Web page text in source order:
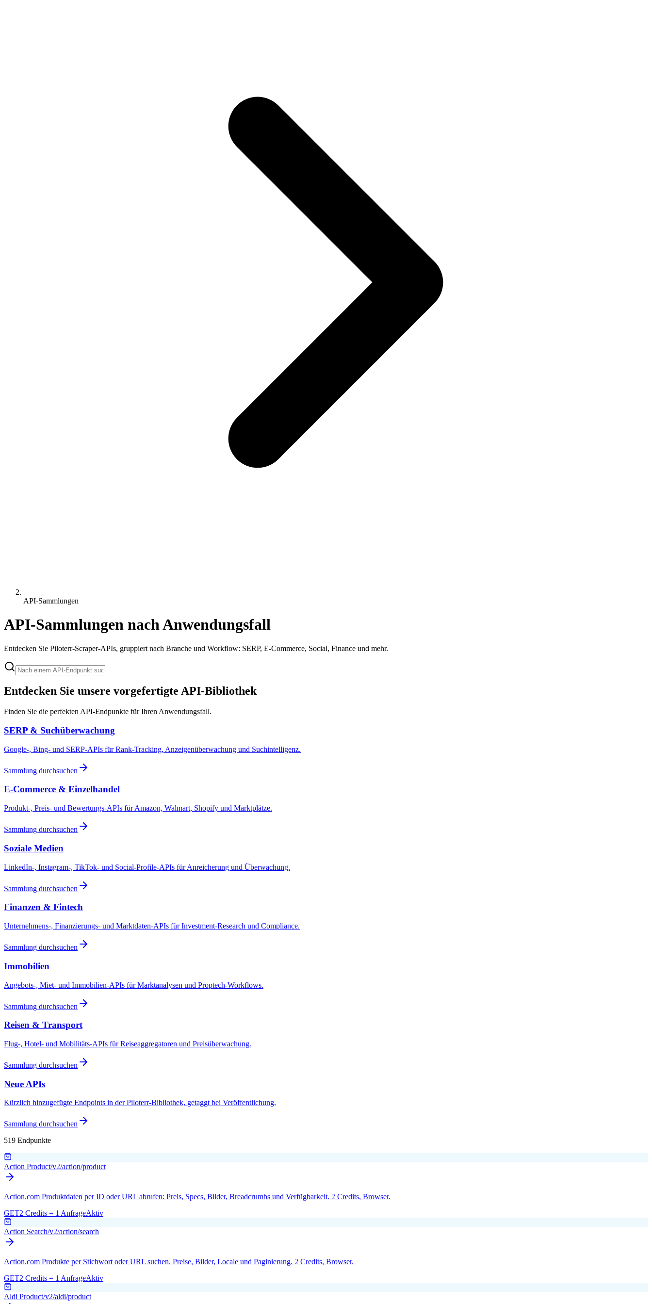
API-Sammlungen
API-Sammlungen nach Anwendungsfall
Entdecken Sie Piloterr-Scraper-APIs, gruppiert nach Branche und Workflow: SERP, E-Commerce, Social, Finance und mehr.
Entdecken Sie unsere vorgefertigte API-Bibliothek
Finden Sie die perfekten API-Endpunkte für Ihren Anwendungsfall.
SERP & Suchüberwachung
Google-, Bing- und SERP-APIs für Rank-Tracking, Anzeigenüberwachung und Suchintelligenz.
Sammlung durchsuchen
E-Commerce & Einzelhandel
Produkt-, Preis- und Bewertungs-APIs für Amazon, Walmart, Shopify und Marktplätze.
Sammlung durchsuchen
Soziale Medien
LinkedIn-, Instagram-, TikTok- und Social-Profile-APIs für Anreicherung und Überwachung.
Sammlung durchsuchen
Finanzen & Fintech
Unternehmens-, Finanzierungs- und Marktdaten-APIs für Investment-Research und Compliance.
Sammlung durchsuchen
Immobilien
Angebots-, Miet- und Immobilien-APIs für Marktanalysen und Proptech-Workflows.
Sammlung durchsuchen
Reisen & Transport
Flug-, Hotel- und Mobilitäts-APIs für Reiseaggregatoren und Preisüberwachung.
Sammlung durchsuchen
Neue APIs
Kürzlich hinzugefügte Endpoints in der Piloterr-Bibliothek, getaggt bei Veröffentlichung.
Sammlung durchsuchen
519 Endpunkte
Action Product/v2/action/product
Action.com Produktdaten per ID oder URL abrufen: Preis, Specs, Bilder, Breadcrumbs und Verfügbarkeit. 2 Credits, Browser.
GET2 Credits = 1 AnfrageAktiv
Action Search/v2/action/search
Action.com Produkte per Stichwort oder URL suchen. Preise, Bilder, Locale und Paginierung. 2 Credits, Browser.
GET2 Credits = 1 AnfrageAktiv
Aldi Product/v2/aldi/product